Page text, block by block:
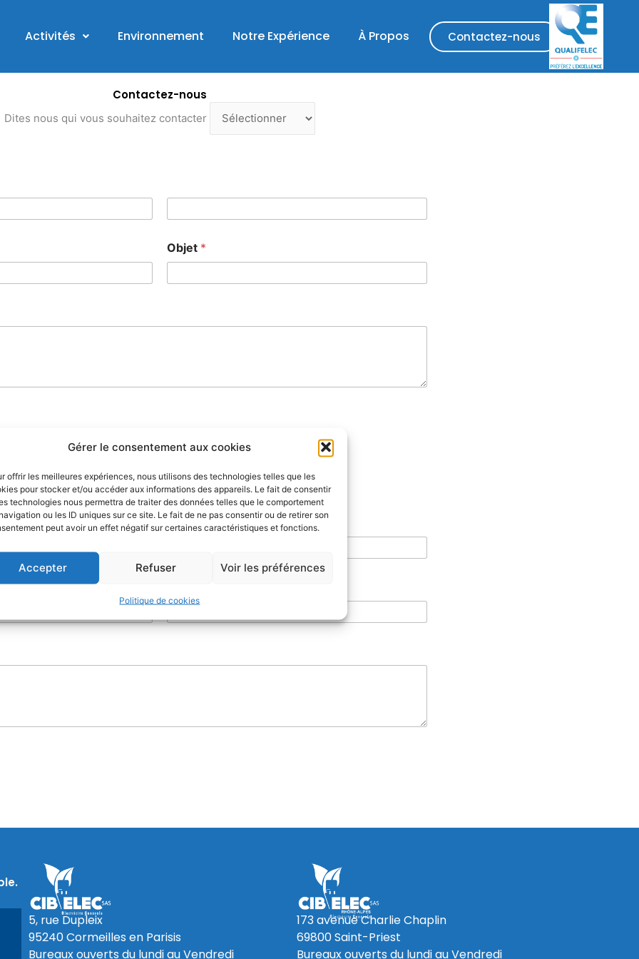
Gérer le consentement aux cookies
offrir les meilleures expériences, nous utilisons des technologies telles que les
pour stocker et/ou accéder aux informations des appareils. Le fait de consentir
technologies nous permettra de traiter des données telles que le comportement
ou les ID uniques sur ce site. Le fait de ne pas consentir ou de retirer son
peut avoir un effet négatif sur certaines caractéristiques et fonctions.
Accepter Refuser Voir les préférences
Politique de cookies
Activités Environnement Notre Expérience À Propos Contactez-nous
Contactez-nous
Dites nous qui vous souhaitez contacter
Objet *
Nom
5, rue Dupleix
95240 Cormeilles en Parisis
Bureaux ouverts du lundi au Vendredi
173 avenue Charlie Chaplin
69800 Saint-Priest
Bureaux ouverts du lundi au Vendredi